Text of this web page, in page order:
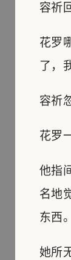
容祈
花罗
了，
容祈
花罗
他指
名地
东西。
她所